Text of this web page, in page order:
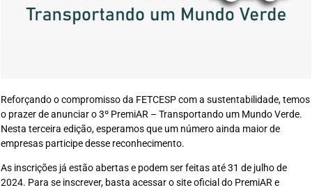
Reforçando o compromisso da FETCESP com a sustentabilidade, temos
o prazer de anunciar o 3º PremiAR – Transportando um Mundo Verde.
Nesta terceira edição, esperamos que um número ainda maior de
empresas participe desse reconhecimento.
As inscrições já estão abertas e podem ser feitas até 31 de julho de
2024. Para se inscrever, basta acessar o site oficial do PremiAR e